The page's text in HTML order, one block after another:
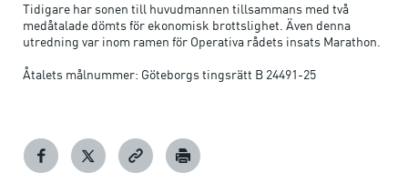
Tidigare har sonen till huvudmannen tillsammans med två
medåtalade dömts för ekonomisk brottslighet. Även denna
utredning var inom ramen för Operativa rådets insats Marathon.
Åtalets målnummer: Göteborgs tingsrätt B 24491-25